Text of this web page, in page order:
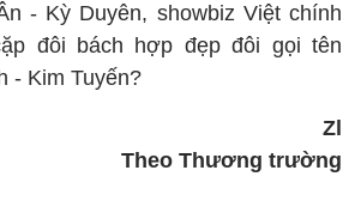
- Kỳ Duyên, showbiz Việt chính
đôi bách hợp đẹp đôi gọi tên
- Kim Tuyến?
Zl
Theo Thương trường